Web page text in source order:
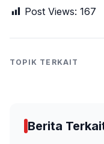
Post Views: 167
TOPIK TERKAIT
Berita